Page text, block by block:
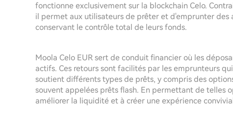
fonctionne exclusivement sur la blockchain Celo.
il permet aux utilisateurs de prêter et d'emprunter des
conservant le contrôle total de leurs fonds.
Moola Celo EUR sert de conduit financier où les
actifs. Ces retours sont facilités par les emprunteurs
soutient différents types de prêts, y compris des
souvent appelées prêts flash. En permettant de telles
améliorer la liquidité et à créer une expérience